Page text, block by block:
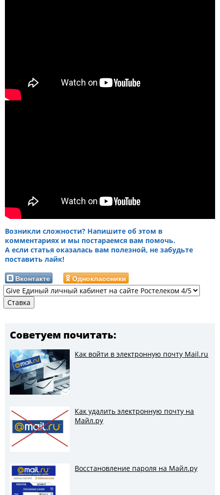
Возникли сложности? Напишите об этом в
комментариях и мы постараемся вам помочь.
А если статья оказалась вам полезной, не забудьте
поставить лайк!
Вконтакте Одноклассники
Советуем почитать:
Как войти в электронную почту Mail.ru
Как удалить электронную почту на
Майл.ру
Восстановление пароля на Майл.ру